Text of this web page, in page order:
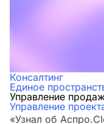
Консалтинг
Единое
Управление
Управление
«Узнал об